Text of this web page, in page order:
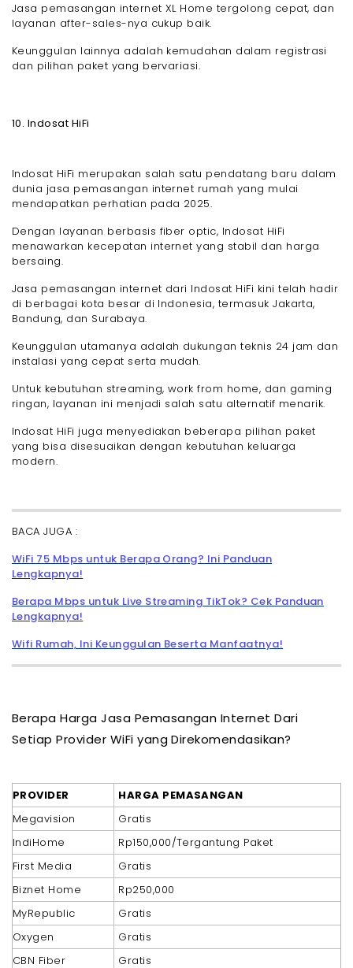
Jasa pemasangan internet XL Home tergolong cepat, dan
layanan after-sales-nya cukup baik.
Keunggulan lainnya adalah kemudahan dalam registrasi
dan pilihan paket yang bervariasi.
10. Indosat HiFi
Indosat HiFi merupakan salah satu pendatang baru dalam
dunia jasa pemasangan internet rumah yang mulai
mendapatkan perhatian pada 2025.
Dengan layanan berbasis fiber optic, Indosat HiFi
menawarkan kecepatan internet yang stabil dan harga
bersaing.
Jasa pemasangan internet dari Indosat HiFi kini telah hadir
di berbagai kota besar di Indonesia, termasuk Jakarta,
Bandung, dan Surabaya.
Keunggulan utamanya adalah dukungan teknis 24 jam dan
instalasi yang cepat serta mudah.
Untuk kebutuhan streaming, work from home, dan gaming
ringan, layanan ini menjadi salah satu alternatif menarik.
Indosat HiFi juga menyediakan beberapa pilihan paket
yang bisa disesuaikan dengan kebutuhan keluarga
modern.
BACA JUGA :
WiFi 75 Mbps untuk Berapa Orang? Ini Panduan
Lengkapnya!
Berapa Mbps untuk Live Streaming TikTok? Cek Panduan
Lengkapnya!
Wifi Rumah, Ini Keunggulan Beserta Manfaatnya!
Berapa Harga Jasa Pemasangan Internet Dari
Setiap Provider WiFi yang Direkomendasikan?
PROVIDER
HARGA PEMASANGAN
Megavision
Gratis
IndiHome
Rp150,000/Tergantung Paket
First Media
Gratis
Biznet Home
Rp250,000
MyRepublic
Gratis
Oxygen
Gratis
CBN Fiber
Gratis